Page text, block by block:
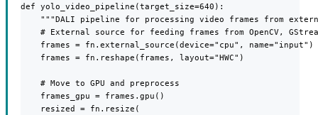
def yolo_video_pipeline(target_size=640):
"""DALI pipeline for processing video frames from
# External source for feeding frames from OpenCV,
    frames = fn.external_source(device="cpu", name="input")
    frames = fn.reshape(frames, layout="HWC")
    # Move to GPU and preprocess
    frames_gpu = frames.gpu()
    resized = fn.resize(